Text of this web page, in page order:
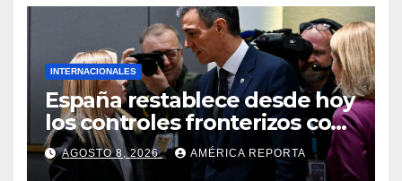
INTERNACIONALES
España restablece desde hoy
los controles fronterizos con
Italia tras el rechazo de Roma
a retirar las restricciones
AGOSTO 8, 2026 AMÉRICA REPORTA